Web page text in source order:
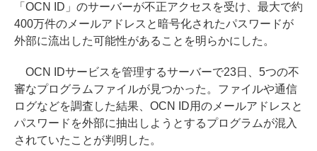
「OCN ID」のサーバーが不正アクセスを受け、最大で約
400万件のメールアドレスと暗号化されたパスワードが
外部に流出した可能性があることを明らかにした。
OCN IDサービスを管理するサーバーで23日、5つの不
審なプログラムファイルが見つかった。ファイルや通信
ログなどを調査した結果、OCN ID用のメールアドレスと
パスワードを外部に抽出しようとするプログラムが混入
されていたことが判明した。